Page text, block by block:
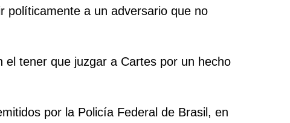
políticamente a un adversario que no
tener que juzgar a Cartes por un hecho
por la Policía Federal de Brasil, en